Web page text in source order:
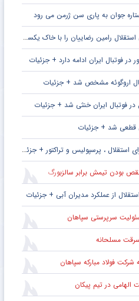
جوان به پاری سن ژرمن می رود
رضاییان را با خاک یکسان کرد + جزئیات
در فوتبال ایران ادامه دارد + جزئیات
اروگوئه مشخص شد + جزئیات
در فوتبال ایران خنثی شد + جزئیات
قطعی شد + جزئیات
، پرسپولیس و تراکتور + جزئیات
بودن تیمش برابر سالزبورگ
از عملکرد مدیران آبی + جزئیات
سرپرستی سپاهان
مسلحانه
شرکت فولاد مبارکه سپاهان
الهامی در تیم پیکان